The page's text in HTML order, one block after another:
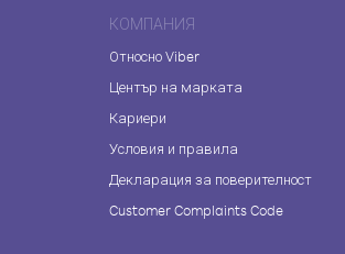
КОМПАНИЯ
Относно Viber
Център на марката
Кариери
Условия и правила
Декларация за поверителност
Customer Complaints Code